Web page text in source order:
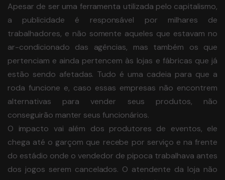
Apesar de ser uma ferramenta utilizada pelo capitalismo,
a publicidade é responsável por milhares de
trabalhadores, e não somente aqueles que estavam no
ar-condicionado das agências, mas também os que
pertenciam e ainda pertencem às lojas e fábricas que já
estão sendo afetadas. Tudo é uma cadeia para que a
roda funcione e, caso essas empresas não encontrem
alternativas para vender seus produtos, não
conseguirão manter seus funcionários.
O impacto vai além dos produtores de eventos, ele
chega até o garçom que recebe por serviço e na frente
do estádio onde o vendedor de pipoca trabalhava antes
dos jogos serem cancelados. O atendente da loja não